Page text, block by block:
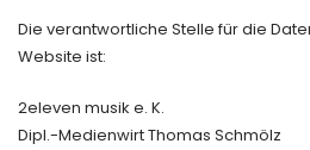
Die verantwortliche Stelle für die
Website ist:
2eleven musik e. K.
Dipl.-Medienwirt Thomas Schmölz